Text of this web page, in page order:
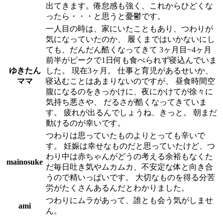
出てきます。倦怠感も強く、これからひどくな
ったら・・・と思うと憂鬱です。
ゆきたん
ママ
一人目の時は、家にいたこともあり、つわりが
気になっていたのか、 履くまではいかないにし
ても、だんだん酷くなってきて 3ヶ月目~4ヶ月
前半がピークで1日何も食べられず寝込んでいま
した。 現在3ヶ月。 仕事と育児があるせいか、
寝込むことはあまりないのですが、 昼食時間空
腹になるのをきっかけに、夜にかけてが徐々に
気持ち悪さや、 だるさが酷くなってきていま
す。 疲れが出るんでしょうね、きっと。 朝まだ
動けるのが幸いです。
mainosuke
つわりは思っていたものよりとっても辛いで
す。 妊娠は幸せなものだと思っていたけど、つ
わり中は赤ちゃんがどうの考える余裕もなくた
だ毎日吐き気やムカムカ、不安定な体と向き合
うので精いっぱいです。 大切なものを得る分苦
労がたくさんあるんだとわかりました。
ami
つわりにムラがあって、誰とも会う気がしませ
ん。